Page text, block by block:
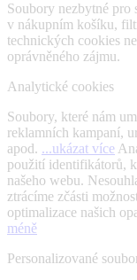
Soubory nezbytné
v nákupním košíku,
technických cookies
oprávněného zájmu.
Analytické cookies
Soubory, které nám
reklamních kampaní,
apod. ...ukázat více
použití identifikátorů,
našeho webu.
ztrácíme zčásti
optimalizace našich
méně
Personalizované